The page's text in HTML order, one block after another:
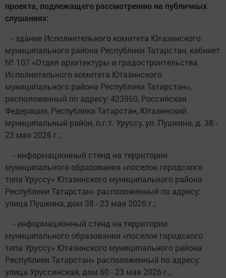
проекта, подлежащего рассмотрению на публичных
слушаниях:
- здание Исполнительного комитета Ютазинского
муниципального района Республики Татарстан, кабинет
№ 107 «Отдел архитектуры и градостроительства
Исполнительного комитета Ютазинского
муниципального района Республики Татарстан»,
расположенный по адресу: 423950, Российская
Федерация, Республика Татарстан, Ютазинский
муниципальный район, п.г.т. Уруссу, ул. Пушкина, д. 38 -
23 мая 2026 г.;
- информационный стенд на территории
муниципального образования «поселок городского
типа Уруссу» Ютазинского муниципального района
Республики Татарстан» расположенный по адресу:
улица Пушкина, дом 38 - 23 мая 2026 г.;
- информационный стенд на территории
муниципального образования «поселок городского
типа Уруссу» Ютазинского муниципального района
Республики Татарстан» расположенный по адресу:
улица Уруссинская, дом 60 - 23 мая 2026 г.;